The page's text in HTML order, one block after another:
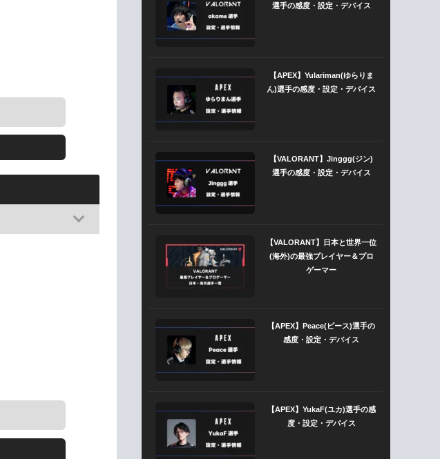
選手の感度・設定・デバイス
【APEX】Yulariman(ゆらりま
ん)選手の感度・設定・デバイス
【VALORANT】Jinggg(ジン)
選手の感度・設定・デバイス
【VALORANT】日本と世界一位
(海外)の最強プレイヤー＆プロ
ゲーマー
【APEX】Peace(ピース)選手の
感度・設定・デバイス
【APEX】YukaF(ユカ)選手の感
度・設定・デバイス